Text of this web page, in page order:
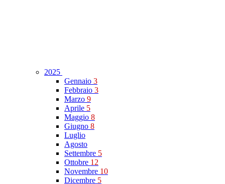
2025
Gennaio 3
Febbraio 3
Marzo 9
Aprile 5
Maggio 8
Giugno 8
Luglio
Agosto
Settembre 5
Ottobre 12
Novembre 10
Dicembre 5